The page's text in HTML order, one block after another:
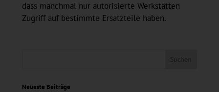
dass manchmal nur autorisierte Werkstätten
Zugriff auf bestimmte Ersatzteile haben.
Neueste Beiträge